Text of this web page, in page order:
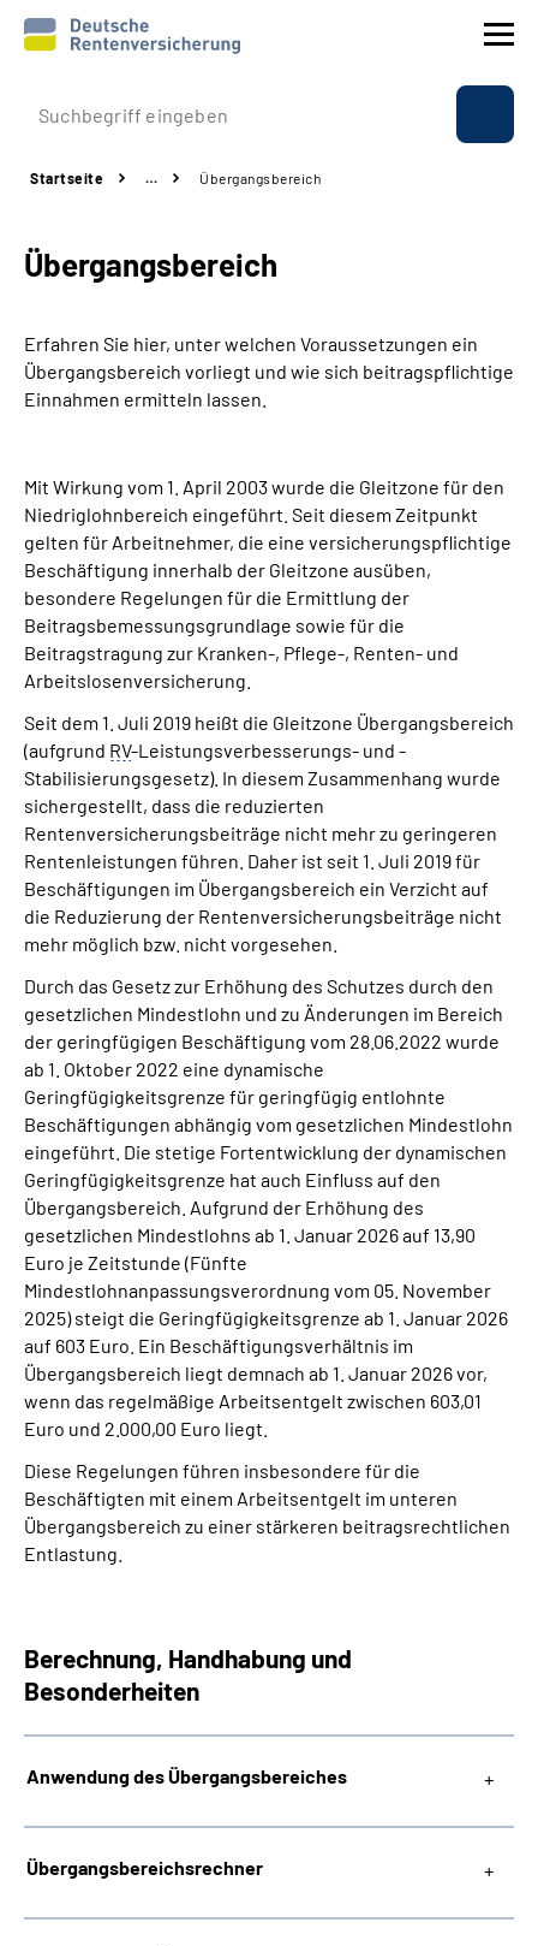
Prävention
Rente
Beratung & Kontakt
Experten
Online-Services
Suche
Language
Inhalte in Gebärdensprache (DGS)
Leichte Sprache
Mein Kundenportal
Startseite … Übergangsbereich
Übergangsbereich
Erfahren Sie hier, unter welchen Voraussetzungen ein
Übergangsbereich vorliegt und wie sich beitragspflichtige
Einnahmen ermitteln lassen.
Mit Wirkung vom 1. April 2003 wurde die Gleitzone für den
Niedriglohnbereich eingeführt. Seit diesem Zeitpunkt
gelten für Arbeitnehmer, die eine versicherungspflichtige
Beschäftigung innerhalb der Gleitzone ausüben,
besondere Regelungen für die Ermittlung der
Beitragsbemessungsgrundlage sowie für die
Beitragstragung zur Kranken-, Pflege-, Renten- und
Arbeitslosenversicherung.
Seit dem 1. Juli 2019 heißt die Gleitzone Übergangsbereich
(aufgrund RV-Leistungsverbesserungs- und -
Stabilisierungsgesetz). In diesem Zusammenhang wurde
sichergestellt, dass die reduzierten
Rentenversicherungsbeiträge nicht mehr zu geringeren
Rentenleistungen führen. Daher ist seit 1. Juli 2019 für
Beschäftigungen im Übergangsbereich ein Verzicht auf
die Reduzierung der Rentenversicherungsbeiträge nicht
mehr möglich bzw. nicht vorgesehen.
Durch das Gesetz zur Erhöhung des Schutzes durch den
gesetzlichen Mindestlohn und zu Änderungen im Bereich
der geringfügigen Beschäftigung vom 28.06.2022 wurde
ab 1. Oktober 2022 eine dynamische
Geringfügigkeitsgrenze für geringfügig entlohnte
Beschäftigungen abhängig vom gesetzlichen Mindestlohn
eingeführt. Die stetige Fortentwicklung der dynamischen
Geringfügigkeitsgrenze hat auch Einfluss auf den
Übergangsbereich. Aufgrund der Erhöhung des
gesetzlichen Mindestlohns ab 1. Januar 2026 auf 13,90
Euro je Zeitstunde (Fünfte
Mindestlohnanpassungsverordnung vom 05. November
2025) steigt die Geringfügigkeitsgrenze ab 1. Januar 2026
auf 603 Euro. Ein Beschäftigungsverhältnis im
Übergangsbereich liegt demnach ab 1. Januar 2026 vor,
wenn das regelmäßige Arbeitsentgelt zwischen 603,01
Euro und 2.000,00 Euro liegt.
Diese Regelungen führen insbesondere für die
Beschäftigten mit einem Arbeitsentgelt im unteren
Übergangsbereich zu einer stärkeren beitragsrechtlichen
Entlastung.
Berechnung, Handhabung und
Besonderheiten
Anwendung des Übergangsbereiches
Übergangsbereichsrechner